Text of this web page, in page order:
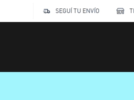
SEGUÍ TU ENVÍO